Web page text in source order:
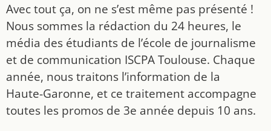
Avec tout ça, on ne s’est même pas présenté !
Nous sommes la rédaction du 24 heures, le
média des étudiants de l’école de journalisme
et de communication ISCPA Toulouse. Chaque
année, nous traitons l’information de la
Haute-Garonne, et ce traitement accompagne
toutes les promos de 3e année depuis 10 ans.